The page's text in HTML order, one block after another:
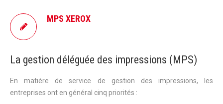
MPS XEROX
La gestion déléguée des impressions (MPS)
En matière de service de gestion des impressions, les
entreprises ont en général cinq priorités :